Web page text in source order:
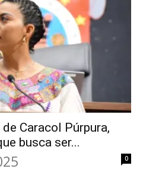
Caracol Púrpura,
busca ser...
0